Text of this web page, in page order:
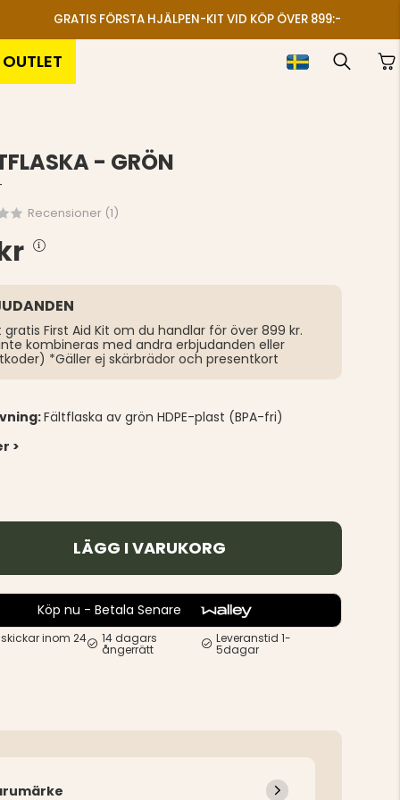
GRATIS FÖRSTA HJÄLPEN-KIT VID KÖP ÖVER 899:-
OUTLET
- GRÖN
Recensioner (1)
gratis First Aid Kit om du handlar för över 899 kr.
kombineras med andra erbjudanden eller
*Gäller ej skärbrädor och presentkort
Fältflaska av grön HDPE-plast (BPA-fri)
>
LÄGG I VARUKORG
Köp nu - Betala Senare
skickar inom 24 14 dagars
ångerrätt
Leveranstid 1-
5dagar